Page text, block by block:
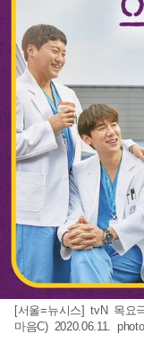
[서울=뉴시스] tvN 목요
마음C) 2020.06.11.